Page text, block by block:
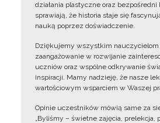
działania plastyczne oraz
sprawiają, że historia staje się
nauką poprzez doświadczenie.
Dziękujemy wszystkim nauczycielom
zaangażowanie w rozwijanie
uczniów oraz wspólne odkrywanie
inspiracji. Mamy nadzieję, że nasze
wartościowym wsparciem w Waszej
Opinie uczestników mówią same za
„Byliśmy – świetne zajęcia, prelekcja,